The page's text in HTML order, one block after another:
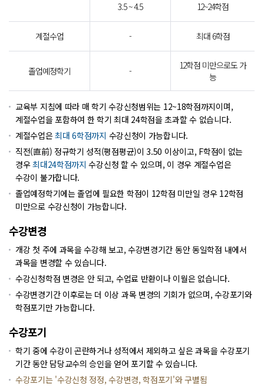
3.5 ~ 4.5 12~24학점
계절수업 - 최대 6학점
졸업예정학기 -
12학점 미만으로도 가
능
교육부 지침에 따라 매 학기 수강신청범위는 12~18학점까지이며,
계절수업을 포함하여 한 학기 최대 24학점을 초과할 수 없습니다.
계절수업은최대 6학점까지 수강신청이 가능합니다.
직전(直前) 정규학기 성적(평점평균)이 3.50 이상이고, F학점이 없는
경우최대24학점까지 수강신청 할 수 있으며, 이 경우 계절수업은
수강이 불가합니다.
졸업예정학기에는 졸업에 필요한 학점이 12학점 미만일 경우 12학점
미만으로 수강신청이 가능합니다.
수강변경
개강 첫 주에 과목을 수강해 보고, 수강변경기간 동안 동일학점 내에서
과목을 변경할 수 있습니다.
수강신청학점 변경은 안 되고, 수업료 반환이나 이월은 없습니다.
수강변경기간 이후로는 더 이상 과목 변경의 기회가 없으며, 수강포기와
학점포기만 가능합니다.
수강포기
학기 중에 수강이 곤란하거나 성적에서 제외하고 싶은 과목을 수강포기
기간 동안 담당교수의 승인을 얻어 포기할 수 있습니다.
수강포기는 '수강신청 정정, 수강변경, 학점포기'와 구별됨